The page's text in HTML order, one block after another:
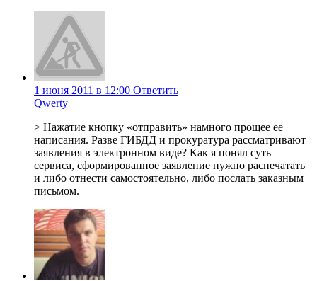
1 июня 2011 в 12:00 Ответить
Qwerty
> Нажатие кнопку «отправить» намного прощее ее
написания. Разве ГИБДД и прокуратура рассматривают
заявления в электронном виде? Как я понял суть
сервиса, сформированное заявление нужно распечатать
и либо отнести самостоятельно, либо послать заказным
письмом.